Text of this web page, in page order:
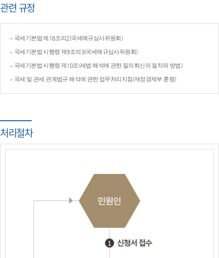
관련 규정
국세기본법 제18조의2(국세예규심사위원회)
국세기본법 시행령 제9조의3(국세예규심사위원회)
국세기본법 시행령 제10조(세법 해석에 관한 질의회신의 절차와 방법)
국세 및 관세 관계법규 해석에 관한 업무처리지침(재정경제부 훈령)
처리절차